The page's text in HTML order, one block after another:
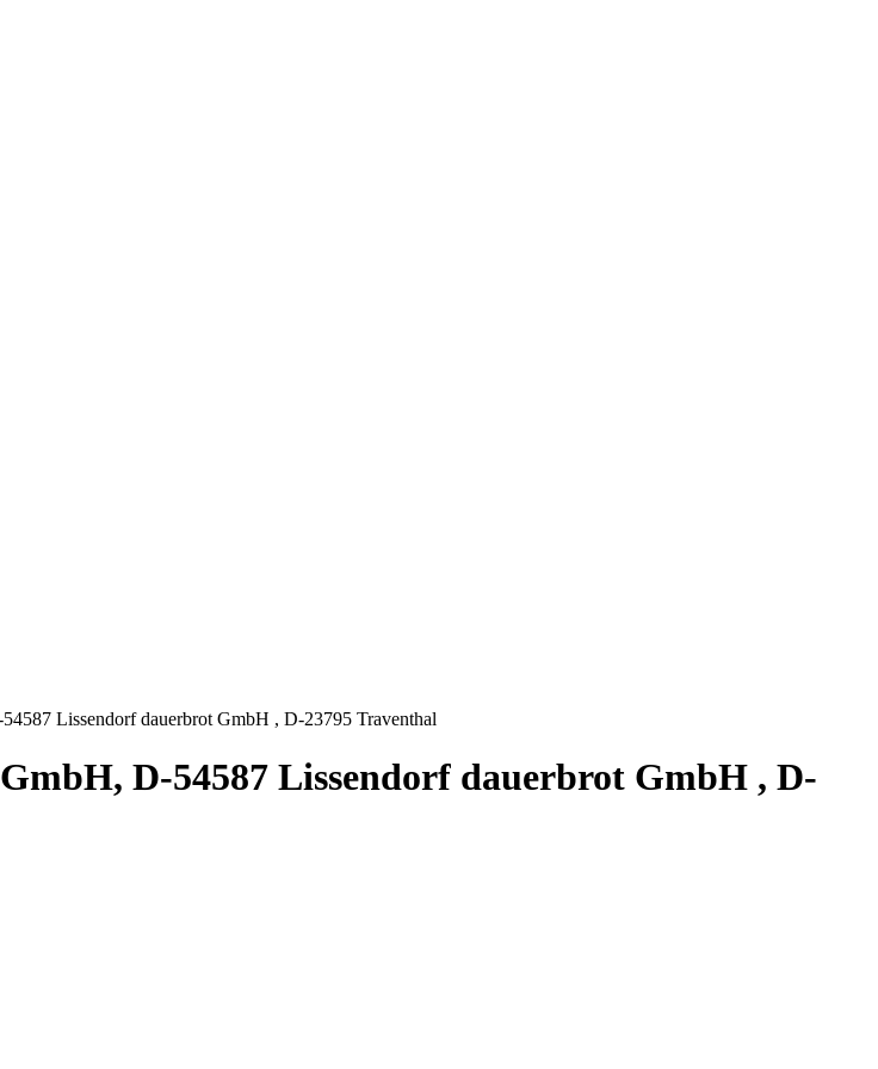
Lissendorf dauerbrot GmbH , D-23795 Traventhal
D-54587 Lissendorf dauerbrot GmbH , D-